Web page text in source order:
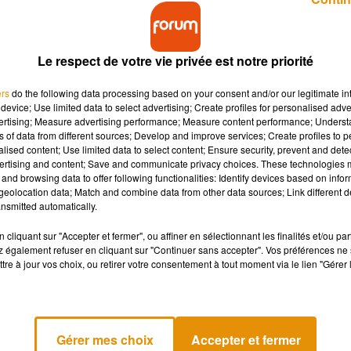
mardi 13 août : une pluie d'étoiles filantes, celles
y compris en Centre-Val de Loire, Pays de la
Nouvelle-Aquitaine.
nombreuses, pour l’année 2019. Car en effet, chaque
plutôt clémente, la voie lactée est particulièrement visible à
, «ces étoiles filantes sont en réalité des poussières
de la Terre du 17 juillet au 24 août.»
et Saturne. La première est une grosse étoile qui ne
à proximité de la constellation Sagittaire.
attendre la nuit tombée, puis regarder dans la direction nord-
Le respect de votre vie privée est notre priorité
do the following data processing based on your consent and/or our legitimate
Use limited data to select advertising; Create profiles for personalised
Measure advertising performance; Measure content performance;
of data from different sources; Develop and improve services; Create profiles to
content; Use limited data to select content; Ensure security, prevent and
and content; Save and communicate privacy choices. These technologies
browsing data to offer following functionalities: Identify devices based on
data; Match and combine data from other data sources; Link different
automatically.
cliquant sur "Accepter et fermer", ou affiner en sélectionnant les finalités et/ou
également refuser en cliquant sur "Continuer sans accepter". Vos préférences
à jour vos choix, ou retirer votre consentement à tout moment via le lien
Gérer mes choix Accepter et fermer